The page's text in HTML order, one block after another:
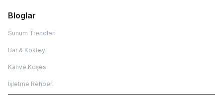
Bloglar
Sunum Trendleri
Bar & Kokteyl
Kahve Köşesi
İşletme Rehberi